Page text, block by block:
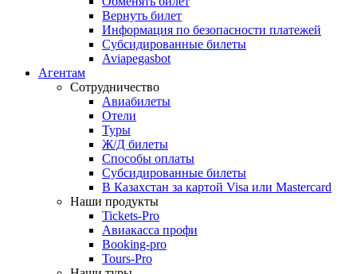
Вернуть билет
Информация по безопасности платежей
Субсидированные билеты
Aviapegasbot
Агентам
Сотрудничество
Авиабилеты
Отели
Туры
Ж/Д билеты
Способы оплаты
Субсидированные билеты
В Казахстан за картой Visa или Masterсard
Наши продукты
Tickets-Pro
Авиакасса профи
Booking-pro
Tours-Pro